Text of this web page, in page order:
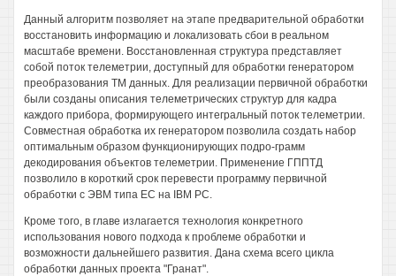
Данный алгоритм позволяет на этапе предварительной обработки
восстановить информацию и локализовать сбои в реальном
масштабе времени. Восстановленная структура представляет
собой поток телеметрии, доступный для обработки генератором
преобразования ТМ данных. Для реализации первичной обработки
были созданы описания телеметрических структур для кадра
каждого прибора, формирующего интегральный поток телеметрии.
Совместная обработка их генератором позволила создать набор
оптимальным образом функционирующих подро-грамм
декодирования объектов телеметрии. Применение ГППТД
позволило в короткий срок перевести программу первичной
обработки с ЭВМ типа ЕС на IBM PC.
Кроме того, в главе излагается технология конкретного
использования нового подхода к проблеме обработки и
возможности дальнейшего развития. Дана схема всего цикла
обработки данных проекта "Гранат".